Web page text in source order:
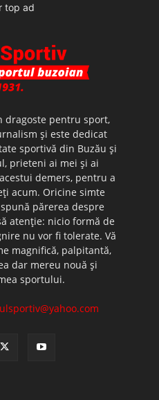
top ad
dragoste pentru sport,
şi este dedicat
sportivă din Buzău şi
prieteni ai mei şi ai
demers, pentru a
acum. Oricine simte
părerea despre
atenţie: nicio formă de
nu vor fi tolerate. Vă
magnifică, palpitantă,
dar mereu nouă şi
sportului.